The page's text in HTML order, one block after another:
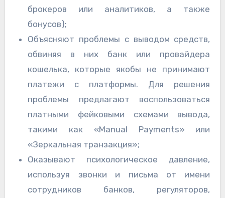
брокеров или аналитиков, а также
бонусов);
Объясняют проблемы с выводом средств,
обвиняя в них банк или провайдера
кошелька, которые якобы не принимают
платежи с платформы. Для решения
проблемы предлагают воспользоваться
платными фейковыми схемами вывода,
такими как «Manual Payments» или
«Зеркальная транзакция»;
Оказывают психологическое давление,
используя звонки и письма от имени
сотрудников банков, регуляторов,